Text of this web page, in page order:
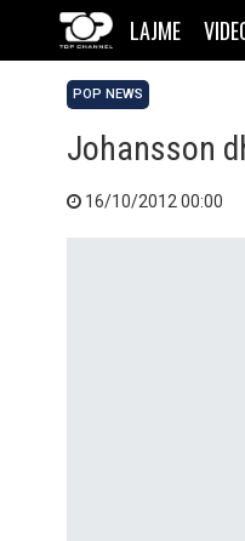
LAJME
POP NEWS
Johansson
16/10/2012 00:00